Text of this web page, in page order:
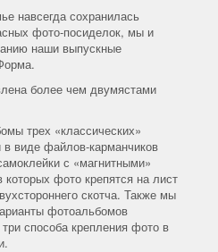
навсегда сохранилась
фото-посиделок, мы и
наши выпускные
более чем двумястами
трех «классических»
виде файлов-карманчиков
с «магнитными»
фото крепятся на лист
скотча. Также мы
фотоальбомов
способа крепления фото в